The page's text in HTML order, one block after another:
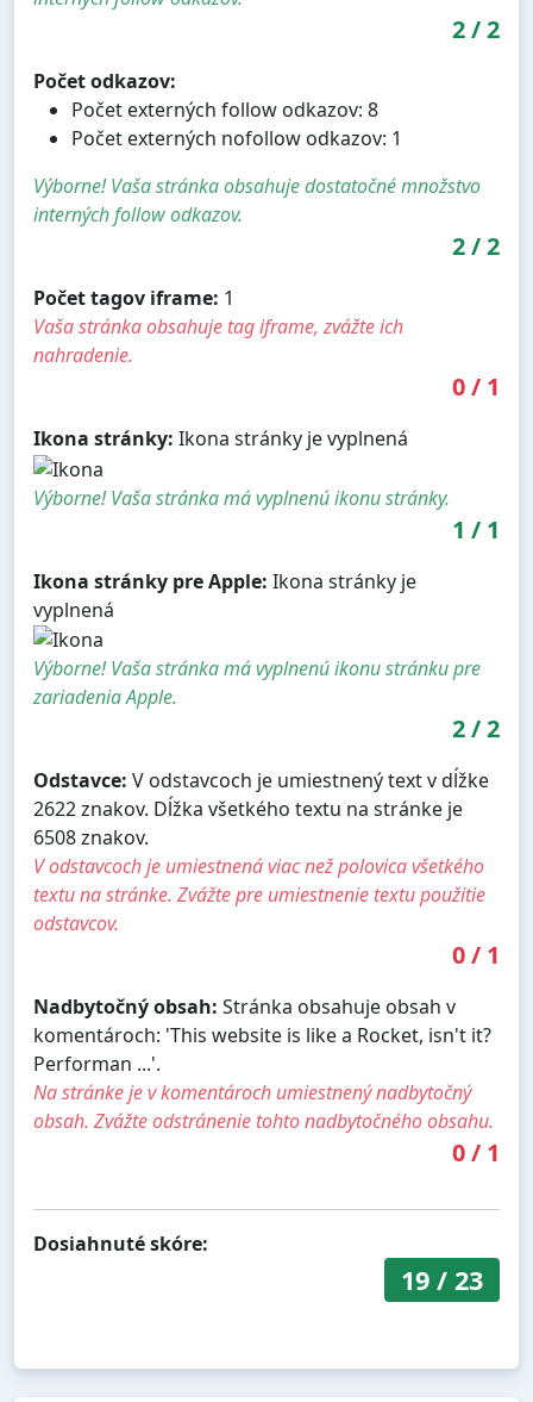
2/2
Počet odkazov:
Počet externých follow odkazov: 8
Počet externých nofollow odkazov: 1
Výborne! Vaša stránka obsahuje dostatočné množstvo
interných follow odkazov.
2/2
Počet tagov iframe: 1
Vaša stránka obsahuje tag iframe, zvážte ich
nahradenie.
0/ 1
Ikona stránky: Ikona stránky je vyplnená
Výborne! Vaša stránka má vyplnenú ikonu stránky.
1 / 1
Ikona stránky pre Apple: Ikona stránky je
vyplnená
Výborne! Vaša stránka má vyplnenú ikonu stránku pre
zariadenia Apple.
2/2
Odstavce: V odstavcoch je umiestnený text v dĺžke
2622 znakov. Dĺžka všetkého textu na stránke je
6508 znakov.
V odstavcoch je umiestnená viac než polovica všetkého
textu na stránke. Zvážte pre umiestnenie textu použitie
odstavcov.
0/ 1
Nadbytočný obsah: Stránka obsahuje obsah v
komentároch: 'This website is like a Rocket, isn't it?
Performan ...'.
Na stránke je v komentároch umiestnený nadbytočný
obsah. Zvážte odstránenie tohto nadbytočného obsahu.
0/ 1
Dosiahnuté skóre:
19/ 23